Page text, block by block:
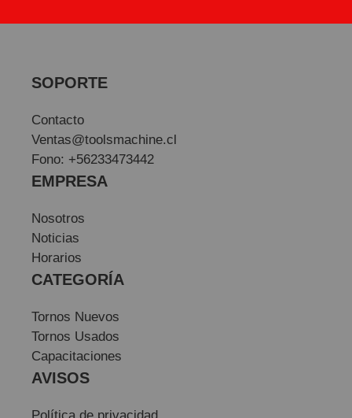
SOPORTE
Contacto
Ventas@toolsmachine.cl
Fono: +56233473442
EMPRESA
Nosotros
Noticias
Horarios
CATEGORÍA
Tornos Nuevos
Tornos Usados
Capacitaciones
AVISOS